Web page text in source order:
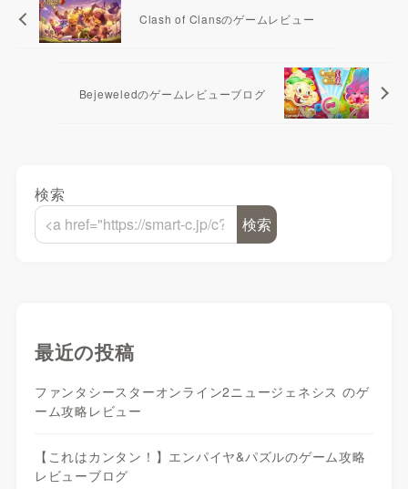
Clash of Clansのゲームレビュー
Bejeweledのゲームレビューブログ
検索
検索
最近の投稿
ファンタシースターオンライン2ニュージェネシス のゲ
ーム攻略レビュー
【これはカンタン！】エンパイヤ&パズルのゲーム攻略
レビューブログ